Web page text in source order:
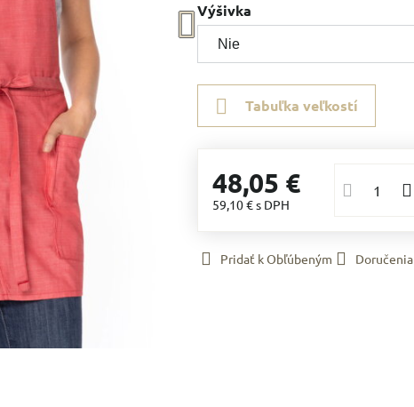
Výšivka
Tabuľka veľkostí
48,05 €
59,10 €s DPH
Pridať k Obľúbeným Doručenia